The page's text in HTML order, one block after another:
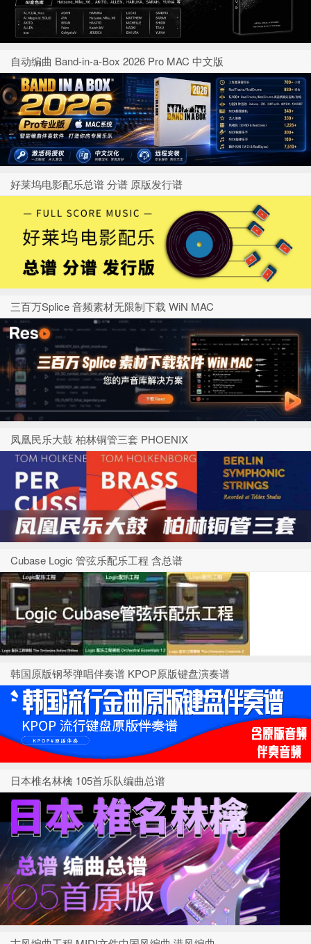
自动编曲 Band-in-a-Box 2026 Pro MAC 中文版
好莱坞电影配乐总谱 分谱 原版发行谱
三百万Splice 音频素材无限制下载 WiN MAC
凤凰民乐大鼓 柏林铜管三套 PHOENIX
Cubase Logic 管弦乐配乐工程 含总谱
韩国原版钢琴弹唱伴奏谱 KPOP原版键盘演奏谱
日本椎名林檎 105首乐队编曲总谱